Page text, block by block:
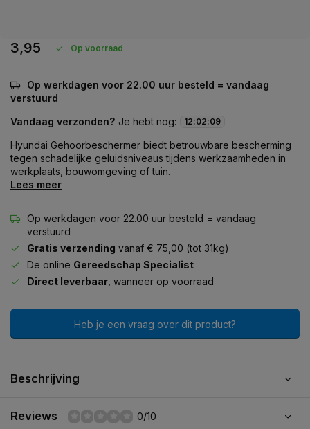
3,95 Op voorraad
Op werkdagen voor 22.00 uur besteld = vandaag
verstuurd
Vandaag verzonden? Je hebt nog: 12:02:09
Hyundai Gehoorbeschermer biedt betrouwbare bescherming
tegen schadelijke geluidsniveaus tijdens werkzaamheden in
werkplaats, bouwomgeving of tuin.
Lees meer
Op werkdagen voor 22.00 uur besteld = vandaag
verstuurd
Gratis verzending vanaf € 75,00 (tot 31kg)
De online Gereedschap Specialist
Direct leverbaar , wanneer op voorraad
Heb je een vraag over dit product?
Beschrijving
Reviews 0/10